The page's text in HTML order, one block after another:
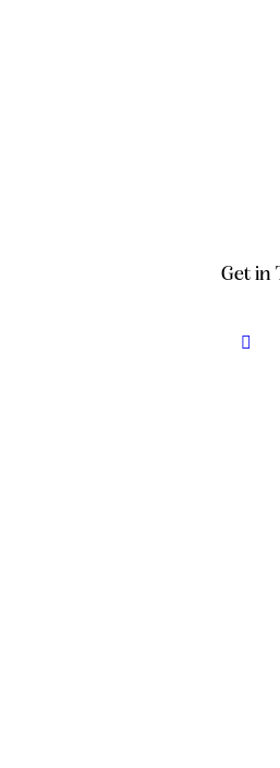
Get in